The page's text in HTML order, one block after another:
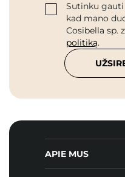
Sutinku
kad mano
Cosibella sp.
politiką.
APIE MUS